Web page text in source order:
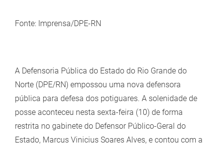
Larger
Fonte: Imprensa/DPE-RN
A Defensoria Pública do Estado do Rio Grande do
Norte (DPE/RN) empossou uma nova defensora
pública para defesa dos potiguares. A solenidade de
posse aconteceu nesta sexta-feira (10) de forma
restrita no gabinete do Defensor Público-Geral do
Estado, Marcus Vinicius Soares Alves, e contou com a